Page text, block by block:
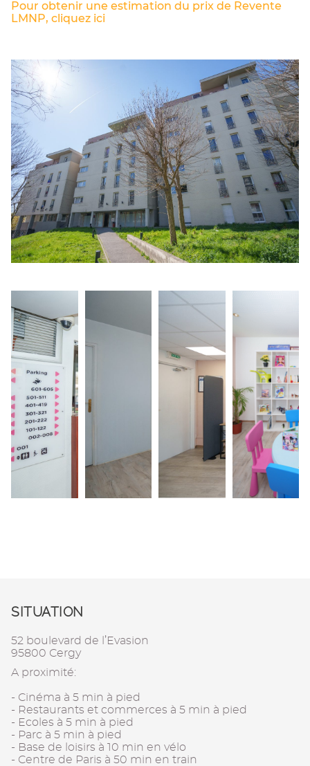
Pour obtenir une estimation du prix de Revente
LMNP, cliquez ici
SITUATION
52 boulevard de l’Evasion
95800 Cergy
A proximité:
- Cinéma à 5 min à pied
- Restaurants et commerces à 5 min à pied
- Ecoles à 5 min à pied
- Parc à 5 min à pied
- Base de loisirs à 10 min en vélo
- Centre de Paris à 50 min en train